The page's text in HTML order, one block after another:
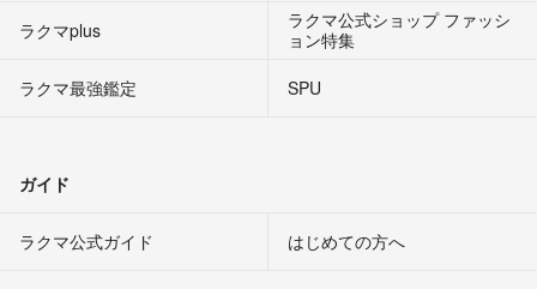
ラクマplus
ラクマ公式ショップ ファッシ
ョン特集
ラクマ最強鑑定
SPU
ガイド
ラクマ公式ガイド はじめての方へ